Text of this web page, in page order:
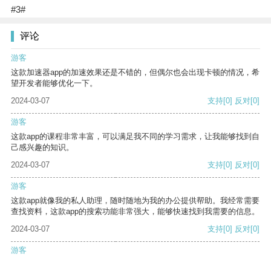
#3#
评论
游客
这款加速器app的加速效果还是不错的，但偶尔也会出现卡顿的情况，希
望开发者能够优化一下。
2024-03-07
支持[0] 反对[0]
游客
这款app的课程非常丰富，可以满足我不同的学习需求，让我能够找到自
己感兴趣的知识。
2024-03-07
支持[0] 反对[0]
游客
这款app就像我的私人助理，随时随地为我的办公提供帮助。我经常需要
查找资料，这款app的搜索功能非常强大，能够快速找到我需要的信息。
2024-03-07
支持[0] 反对[0]
游客